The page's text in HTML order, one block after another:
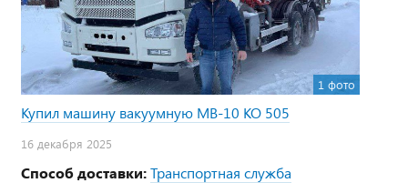
1 фото
Купил машину вакуумную МВ-10 КО 505
16 декабря 2025
Способ доставки:Транспортная служба